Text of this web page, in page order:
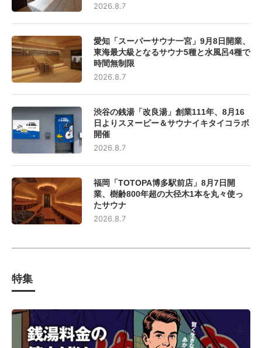
2026.8.7
愛知「スーパーサウナ一宮」9月8日開業、
東海最大級となるサウナ5種と水風呂4種で
時間無制限
2026.8.7
渋谷の銭湯「改良湯」創業111年、8月16
日よりスヌーピー＆サウナイキタイコラボ
開催
2026.8.7
福岡「TOTOPA博多駅前店」8月7日開
業、樹齢800年超の大径木1本を丸々使っ
たサウナ
2026.8.7
特集